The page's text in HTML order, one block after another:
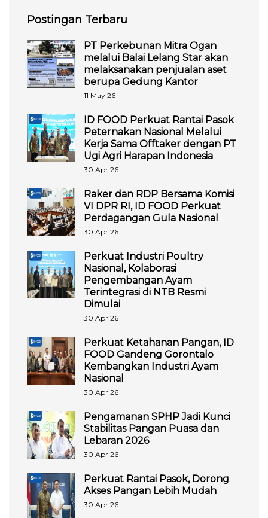
Postingan Terbaru
PT Perkebunan Mitra Ogan
melalui Balai Lelang Star akan
melaksanakan penjualan aset
berupa Gedung Kantor
11 May 26
ID FOOD Perkuat Rantai Pasok
Peternakan Nasional Melalui
Kerja Sama Offtaker dengan PT
Ugi Agri Harapan Indonesia
30 Apr 26
Raker dan RDP Bersama Komisi
VI DPR RI, ID FOOD Perkuat
Perdagangan Gula Nasional
30 Apr 26
Perkuat Industri Poultry
Nasional, Kolaborasi
Pengembangan Ayam
Terintegrasi di NTB Resmi
Dimulai
30 Apr 26
Perkuat Ketahanan Pangan, ID
FOOD Gandeng Gorontalo
Kembangkan Industri Ayam
Nasional
30 Apr 26
Pengamanan SPHP Jadi Kunci
Stabilitas Pangan Puasa dan
Lebaran 2026
30 Apr 26
Perkuat Rantai Pasok, Dorong
Akses Pangan Lebih Mudah
30 Apr 26